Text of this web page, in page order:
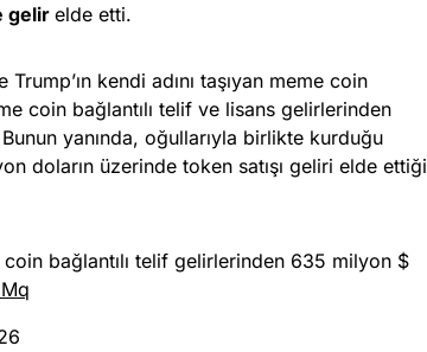
gelir elde etti.
kendi adını taşıyan meme coin
coin bağlantılı telif ve lisans gelirlerinden
yanında, oğullarıyla birlikte kurduğu
doların üzerinde token satışı geliri elde ettiği
bağlantılı telif gelirlerinden 635 milyon $